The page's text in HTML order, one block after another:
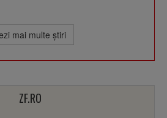
mai multe ştiri
ZF.RO